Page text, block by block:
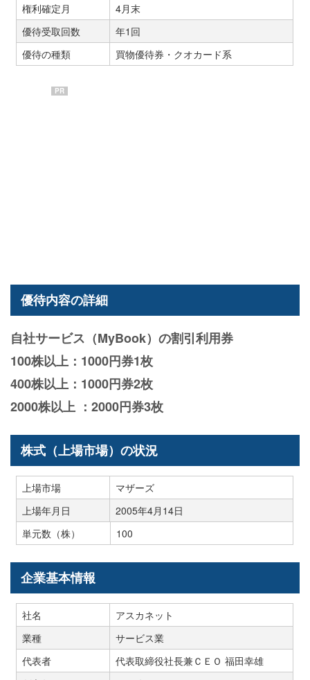
権利確定月
4月末
優待受取回数
年1回
優待の種類
買物優待券・クオカード系
PR
優待内容の詳細
自社サービス（MyBook）の割引利用券
100株以上：1000円券1枚
400株以上：1000円券2枚
2000株以上 ：2000円券3枚
株式（上場市場）の状況
上場市場
マザーズ
上場年月日
2005年4月14日
単元数（株）
100
企業基本情報
社名
アスカネット
業種
サービス業
代表者
代表取締役社長兼ＣＥＯ 福田幸雄